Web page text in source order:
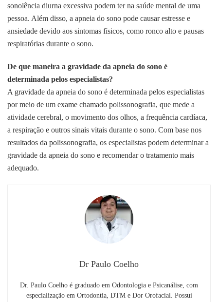
sonolência diurna excessiva podem ter na saúde mental de uma
pessoa. Além disso, a apneia do sono pode causar estresse e
ansiedade devido aos sintomas físicos, como ronco alto e pausas
respiratórias durante o sono.
De que maneira a gravidade da apneia do sono é
determinada pelos especialistas?
A gravidade da apneia do sono é determinada pelos especialistas
por meio de um exame chamado polissonografia, que mede a
atividade cerebral, o movimento dos olhos, a frequência cardíaca,
a respiração e outros sinais vitais durante o sono. Com base nos
resultados da polissonografia, os especialistas podem determinar a
gravidade da apneia do sono e recomendar o tratamento mais
adequado.
Dr Paulo Coelho
Dr. Paulo Coelho é graduado em Odontologia e Psicanálise, com
especialização em Ortodontia, DTM e Dor Orofacial. Possui